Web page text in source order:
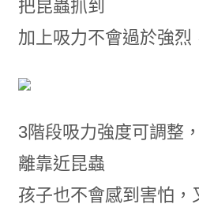
把昆蟲抓到
加上吸力不會過於強烈
3階段吸力強度可調整
離靠近昆蟲
孩子也不會感到害怕，